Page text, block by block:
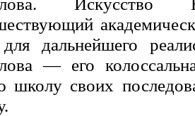
дальнейшего
— его
школу своих